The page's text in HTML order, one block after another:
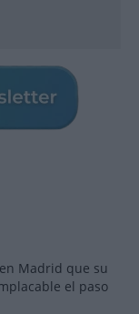
Madrid que su
el paso